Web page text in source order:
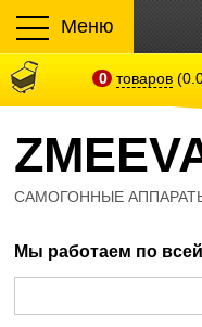
Меню
0 товаров
САМОГОННЫЕ
Мы работаем по